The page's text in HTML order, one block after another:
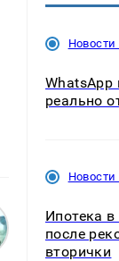
WhatsApp
реально
Ипотека
после
вторички